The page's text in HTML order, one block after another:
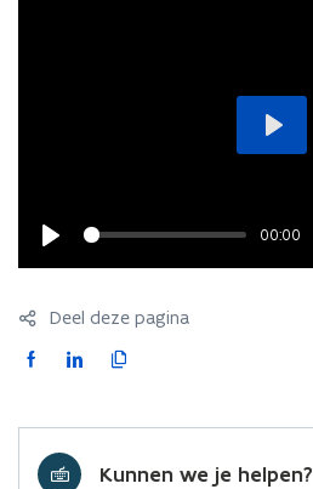
00:00
Play
Deel deze pagina
F
L
e
K
e
Kunnen we je helpen?